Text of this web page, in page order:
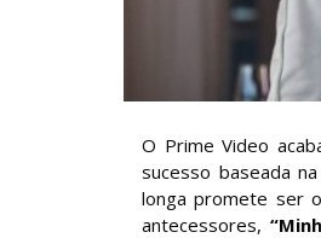
O Prime Video
sucesso baseada
longa promete ser
antecessores,